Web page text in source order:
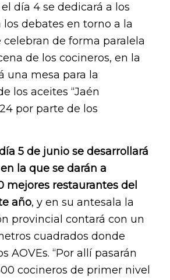
día 4 se dedicará a los
los debates en torno a la
celebran de forma paralela
de los cocineros, en la
una mesa para la
los aceites “Jaén
por parte de los
5 de junio se desarrollará
la que se darán a
mejores restaurantes del
año, y en su antesala la
provincial contará con un
cuadrados donde
AOVEs. “Por allí pasarán
cocineros de primer nivel